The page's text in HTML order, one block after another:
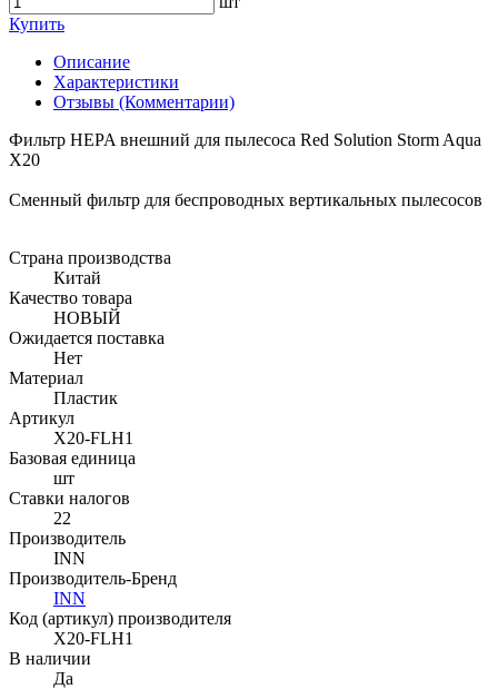
Купить
Описание
Характеристики
Отзывы (Комментарии)
Фильтр HEPA внешний для пылесоса Red Solution Storm Aqua
X20
Сменный фильтр для беспроводных вертикальных пылесосов
Страна производства
Китай
Качество товара
НОВЫЙ
Ожидается поставка
Нет
Материал
Пластик
Артикул
X20-FLH1
Базовая единица
шт
Ставки налогов
22
Производитель
INN
Производитель-Бренд
INN
Код (артикул) производителя
X20-FLH1
В наличии
Да